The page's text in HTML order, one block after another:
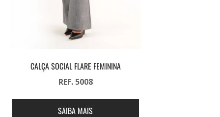
CALÇA SOCIAL FLARE FEMININA
REF. 5008
SAIBA MAIS